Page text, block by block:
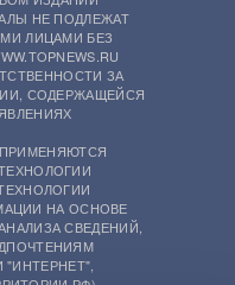
НЕ ПОДЛЕЖАТ
ЛИЦАМИ БЕЗ
ЗА
СОДЕРЖАЩЕЙСЯ
ПРИМЕНЯЮТСЯ
НА ОСНОВЕ
СВЕДЕНИЙ,